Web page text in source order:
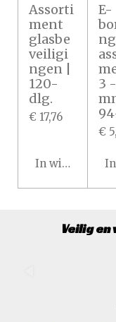
Assorti
ment
glasbe
veiligi
ngen |
120-
dlg.
€ 17,76
In
E-
ng
3
€
Veilig